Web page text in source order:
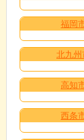
福岡
北九州
高知
西条